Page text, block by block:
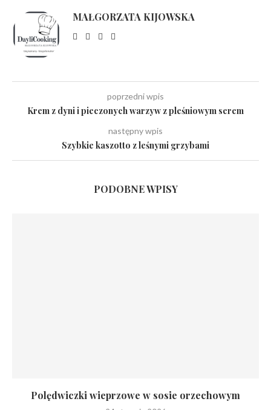
MAŁGORZATA KIJOWSKA
poprzedni wpis
Krem z dyni i pieczonych warzyw z pleśniowym serem
następny wpis
Szybkie kaszotto z leśnymi grzybami
PODOBNE WPISY
Polędwiczki wieprzowe w sosie orzechowym